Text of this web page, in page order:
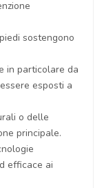
sostengono
in particolare da
esposti a
o delle
principale.
efficace ai